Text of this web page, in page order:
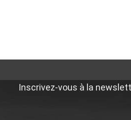
Inscrivez-vous à la